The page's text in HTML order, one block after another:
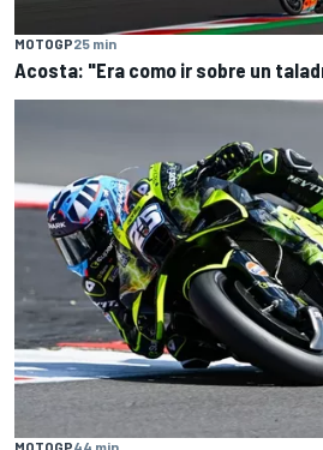
MOTOGP25 min
Acosta: "Era como ir sobre un
MOTOGP44 min